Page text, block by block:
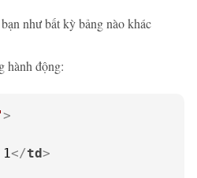
như bất kỳ bảng nào khác
hành động:
>
</td>